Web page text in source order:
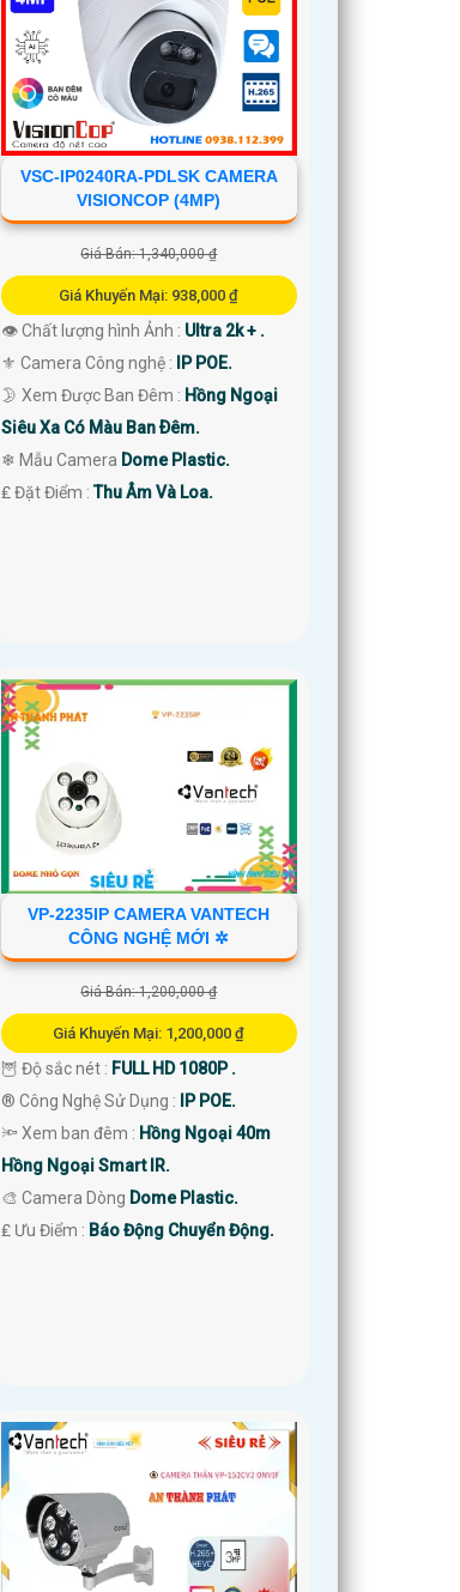
VSC-IP0240RA-PDLSK CAMERA
VISIONCOP (4MP)
Giá Bán: 1,340,000 ₫
Giá Khuyến Mại: 938,000 ₫
👁 Chất lượng hình Ảnh : Ultra 2k + .
⚜️ Camera Công nghệ :
IP POE.
🌛 Xem Được Ban Đêm : Hồng Ngoại
Siêu Xa Có Màu Ban Ðêm.
❄ Mẫu Camera Dome Plastic.
️₤ Đặt Điểm :Thu Âm Và Loa.
VP-2235IP CAMERA VANTECH
CÔNG NGHỆ MỚI ✲
Giá Bán: 1,200,000 ₫
Giá Khuyến Mại: 1,200,000 ₫
🦉 Độ sắc nét : FULL HD 1080P .
®️ Công Nghệ Sử Dụng :
IP POE.
🔦 Xem ban đêm : Hồng Ngoại 40m
Hồng Ngoại Smart IR.
🎨 Camera Dòng Dome Plastic.
️₤ Ưu Điểm : Báo Động Chuyển Động.